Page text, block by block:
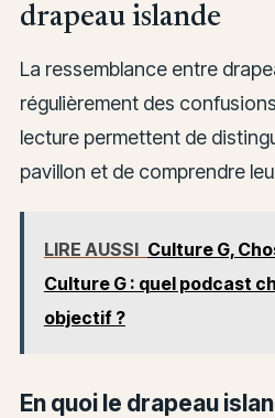
drapeau islande
La ressemblance entre
régulièrement des
lecture permettent de
pavillon et de comprendre
LIRE AUSSI Culture G,
Culture G : quel podcast
objectif ?
En quoi le drapeau